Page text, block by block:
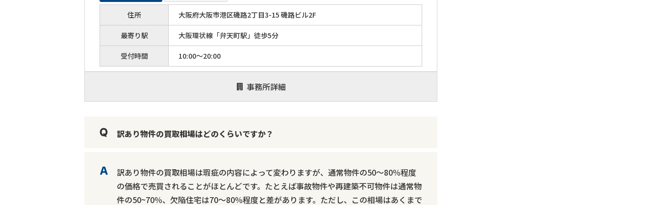
住所 大阪府大阪市港区磯路2丁目3-15 磯路ビル2F
最寄り駅 大阪環状線「弁天町駅」徒歩5分
受付時間 10:00～20:00
事務所詳細
訳あり物件の買取相場はどのくらいですか？
訳あり物件の買取相場は瑕疵の内容によって変わりますが、通常物件の50～80％程度
の価格で売買されることがほとんどです。たとえば事故物件や再建築不可物件は通常物
件の50~70％、欠陥住宅は70～80％程度と差があります。ただし、この相場はあくまで